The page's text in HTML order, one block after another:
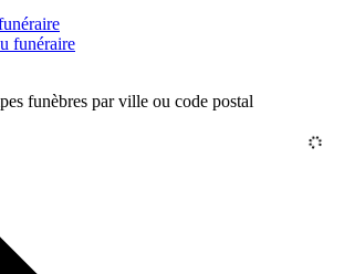
funéraire
funèbres par ville ou code postal